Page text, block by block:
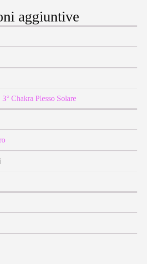
aggiuntive
3° Chakra Plesso Solare